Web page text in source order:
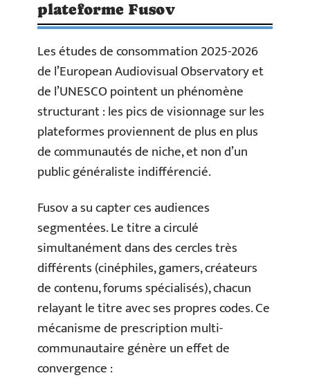
plateforme Fusov
Les études de consommation 2025-2026
de l’European Audiovisual Observatory et
de l’UNESCO pointent un phénomène
structurant : les pics de visionnage sur les
plateformes proviennent de plus en plus
de communautés de niche, et non d’un
public généraliste indifférencié.
Fusov a su capter ces audiences
segmentées. Le titre a circulé
simultanément dans des cercles très
différents (cinéphiles, gamers, créateurs
de contenu, forums spécialisés), chacun
relayant le titre avec ses propres codes. Ce
mécanisme de prescription multi-
communautaire génère un effet de
convergence :